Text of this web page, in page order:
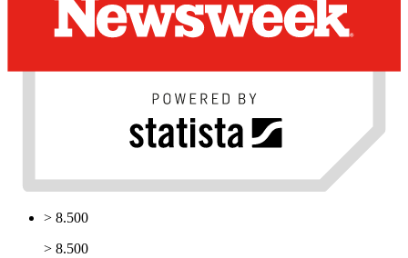
> 8.500
> 8.500